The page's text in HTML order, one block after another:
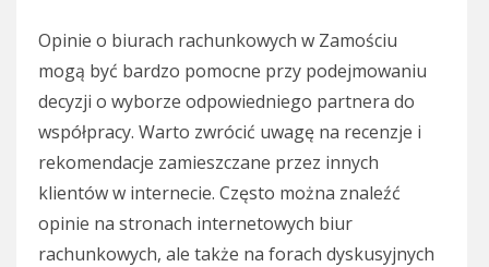
Opinie o biurach rachunkowych w Zamościu
mogą być bardzo pomocne przy podejmowaniu
decyzji o wyborze odpowiedniego partnera do
współpracy. Warto zwrócić uwagę na recenzje i
rekomendacje zamieszczane przez innych
klientów w internecie. Często można znaleźć
opinie na stronach internetowych biur
rachunkowych, ale także na forach dyskusyjnych